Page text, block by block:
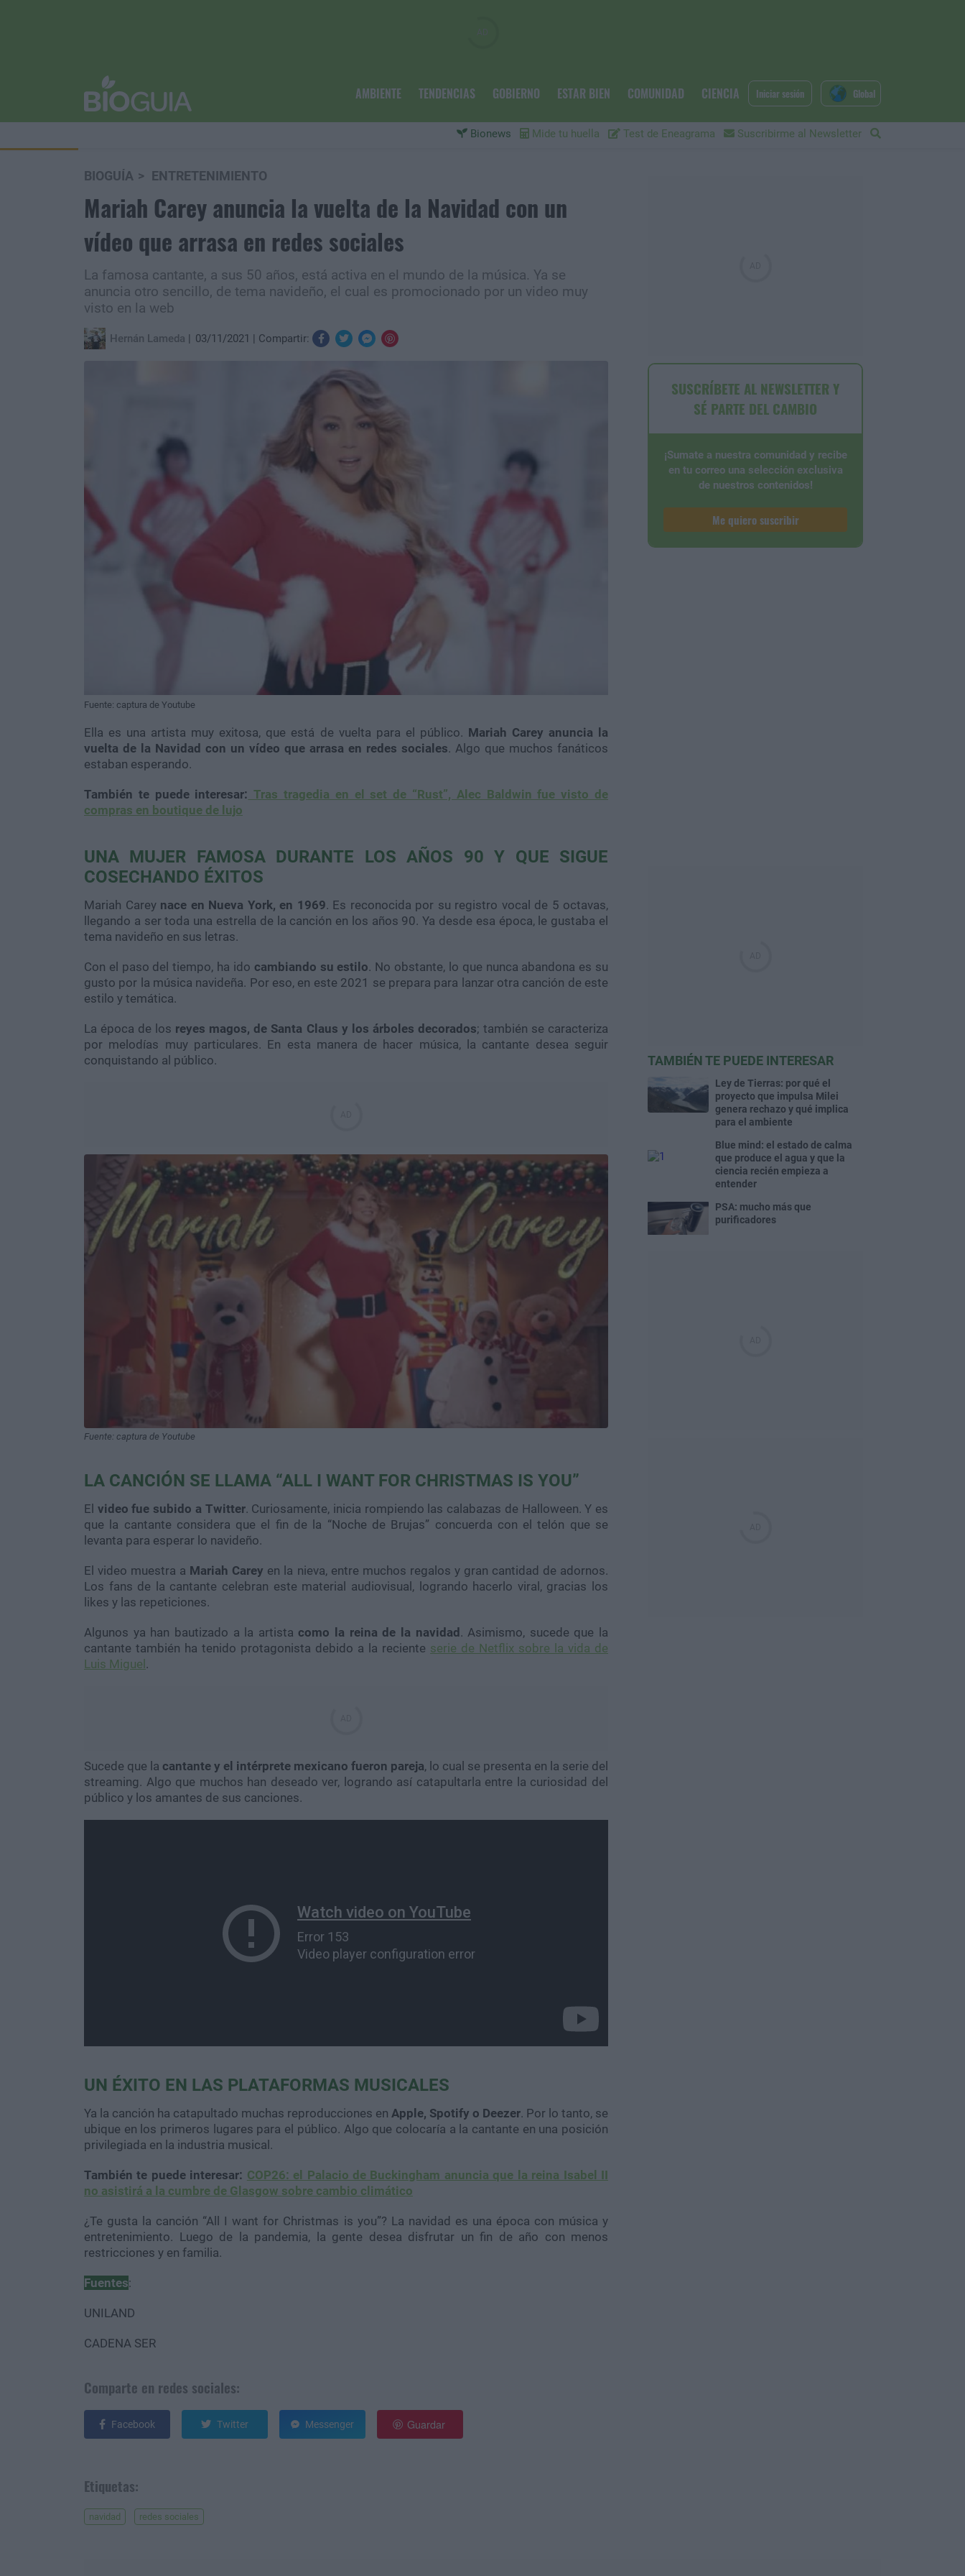
AMBIENTE TENDENCIAS GOBIERNO ESTAR BIEN COMUNIDAD CIENCIA
Bionews Mide tu huella Test de Eneagrama Suscribirme al Newsletter
Iniciar sesión Global
BIOGUÍA ENTRETENIMIENTO
Mariah Carey anuncia la vuelta de la Navidad con un
vídeo que arrasa en redes sociales
La famosa cantante, a sus 50 años, está activa en el mundo de la música. Ya se
anuncia otro sencillo, de tema navideño, el cual es promocionado por un video muy
visto en la web
Hernán Lameda 03/11/2021 Compartir:
Fuente: captura de Youtube
Ella es una artista muy exitosa, que está de vuelta para el público. Mariah Carey anuncia la
vuelta de la Navidad con un vídeo que arrasa en redes sociales. Algo que muchos fanáticos
estaban esperando.
También te puede interesar: Tras tragedia en el set de “Rust”, Alec Baldwin fue visto de
compras en boutique de lujo
UNA MUJER FAMOSA DURANTE LOS AÑOS 90 Y QUE SIGUE
COSECHANDO ÉXITOS
Mariah Carey nace en Nueva York, en 1969. Es reconocida por su registro vocal de 5 octavas,
llegando a ser toda una estrella de la canción en los años 90. Ya desde esa época, le gustaba el
tema navideño en sus letras.
Con el paso del tiempo, ha ido cambiando su estilo. No obstante, lo que nunca abandona es su
gusto por la música navideña. Por eso, en este 2021 se prepara para lanzar otra canción de este
estilo y temática.
La época de los reyes magos, de Santa Claus y los árboles decorados; también se caracteriza
por melodías muy particulares. En esta manera de hacer música, la cantante desea seguir
conquistando al público.
Fuente: captura de Youtube
LA CANCIÓN SE LLAMA “ALL I WANT FOR CHRISTMAS IS YOU”
El video fue subido a Twitter. Curiosamente, inicia rompiendo las calabazas de Halloween. Y es
que la cantante considera que el fin de la “Noche de Brujas” concuerda con el telón que se
levanta para esperar lo navideño.
El video muestra a Mariah Carey en la nieva, entre muchos regalos y gran cantidad de adornos.
Los fans de la cantante celebran este material audiovisual, logrando hacerlo viral, gracias los
likes y las repeticiones.
Algunos ya han bautizado a la artista como la reina de la navidad . Asimismo, sucede que la
cantante también ha tenido protagonista debido a la reciente serie de Netflix sobre la vida de
Luis Miguel .
Sucede que la cantante y el intérprete mexicano fueron pareja, lo cual se presenta en la serie del
streaming. Algo que muchos han deseado ver, logrando así catapultarla entre la curiosidad del
público y los amantes de sus canciones.
UN ÉXITO EN LAS PLATAFORMAS MUSICALES
Ya la canción ha catapultado muchas reproducciones en Apple, Spotify o Deezer. Por lo tanto, se
ubique en los primeros lugares para el público. Algo que colocaría a la cantante en una posición
privilegiada en la industria musical.
También te puede interesar: COP26: el Palacio de Buckingham anuncia que la reina Isabel II
no asistirá a la cumbre de Glasgow sobre cambio climático
¿Te gusta la canción “All I want for Christmas is you”? La navidad es una época con música y
entretenimiento. Luego de la pandemia, la gente desea disfrutar un fin de año con menos
restricciones y en familia.
Fuentes:
UNILAND
CADENA SER
Comparte en redes sociales:
Facebook Twitter Messenger Guardar
Etiquetas:
navidad redes sociales
SUSCRÍBETE AL NEWSLETTER Y
SÉ PARTE DEL CAMBIO
¡Sumate a nuestra comunidad y recibe
en tu correo una selección exclusiva
de nuestros contenidos!
Me quiero suscribir
TAMBIÉN TE PUEDE INTERESAR
Ley de Tierras: por qué el
proyecto que impulsa Milei
genera rechazo y qué implica
para el ambiente
Blue mind: el estado de calma
que produce el agua y que la
ciencia recién empieza a
entender
PSA: mucho más que
purificadores